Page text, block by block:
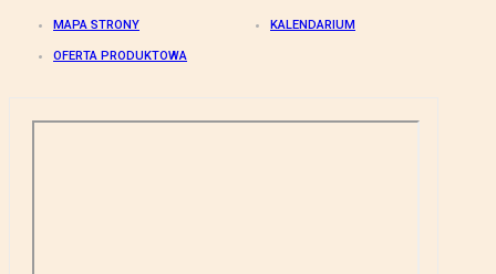
MAPA STRONY KALENDARIUM
OFERTA PRODUKTOWA